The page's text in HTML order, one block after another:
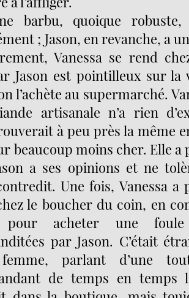
barbu, quoique
; Jason, en revanche, a
Vanessa se rend
Jason est pointilleux sur la
l’achète au supermarché.
artisanale n’a rien
à peu près la même
beaucoup moins cher. Elle
a ses opinions et ne
Une fois, Vanessa a
le boucher du coin, en
pour acheter une
par Jason. C’était
parlant d’une
de temps en temps